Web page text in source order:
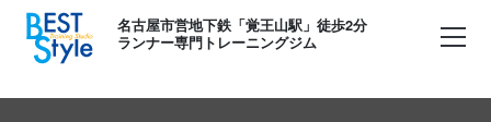
名古屋市営地下鉄「覚王山駅」徒歩2分
ランナー専門トレーニングジム